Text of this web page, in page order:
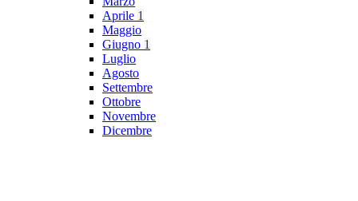
Aprile 1
Maggio
Giugno 1
Luglio
Agosto
Settembre
Ottobre
Novembre
Dicembre